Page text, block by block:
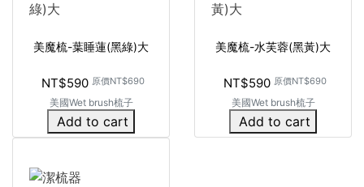
美魔梳-葉睡蓮(黑綠)大
NT$590 原價NT$690
美國Wet brush梳子
Add to cart
美魔梳-水芙蓉(黑黃)大
NT$590 原價NT$690
美國Wet brush梳子
Add to cart